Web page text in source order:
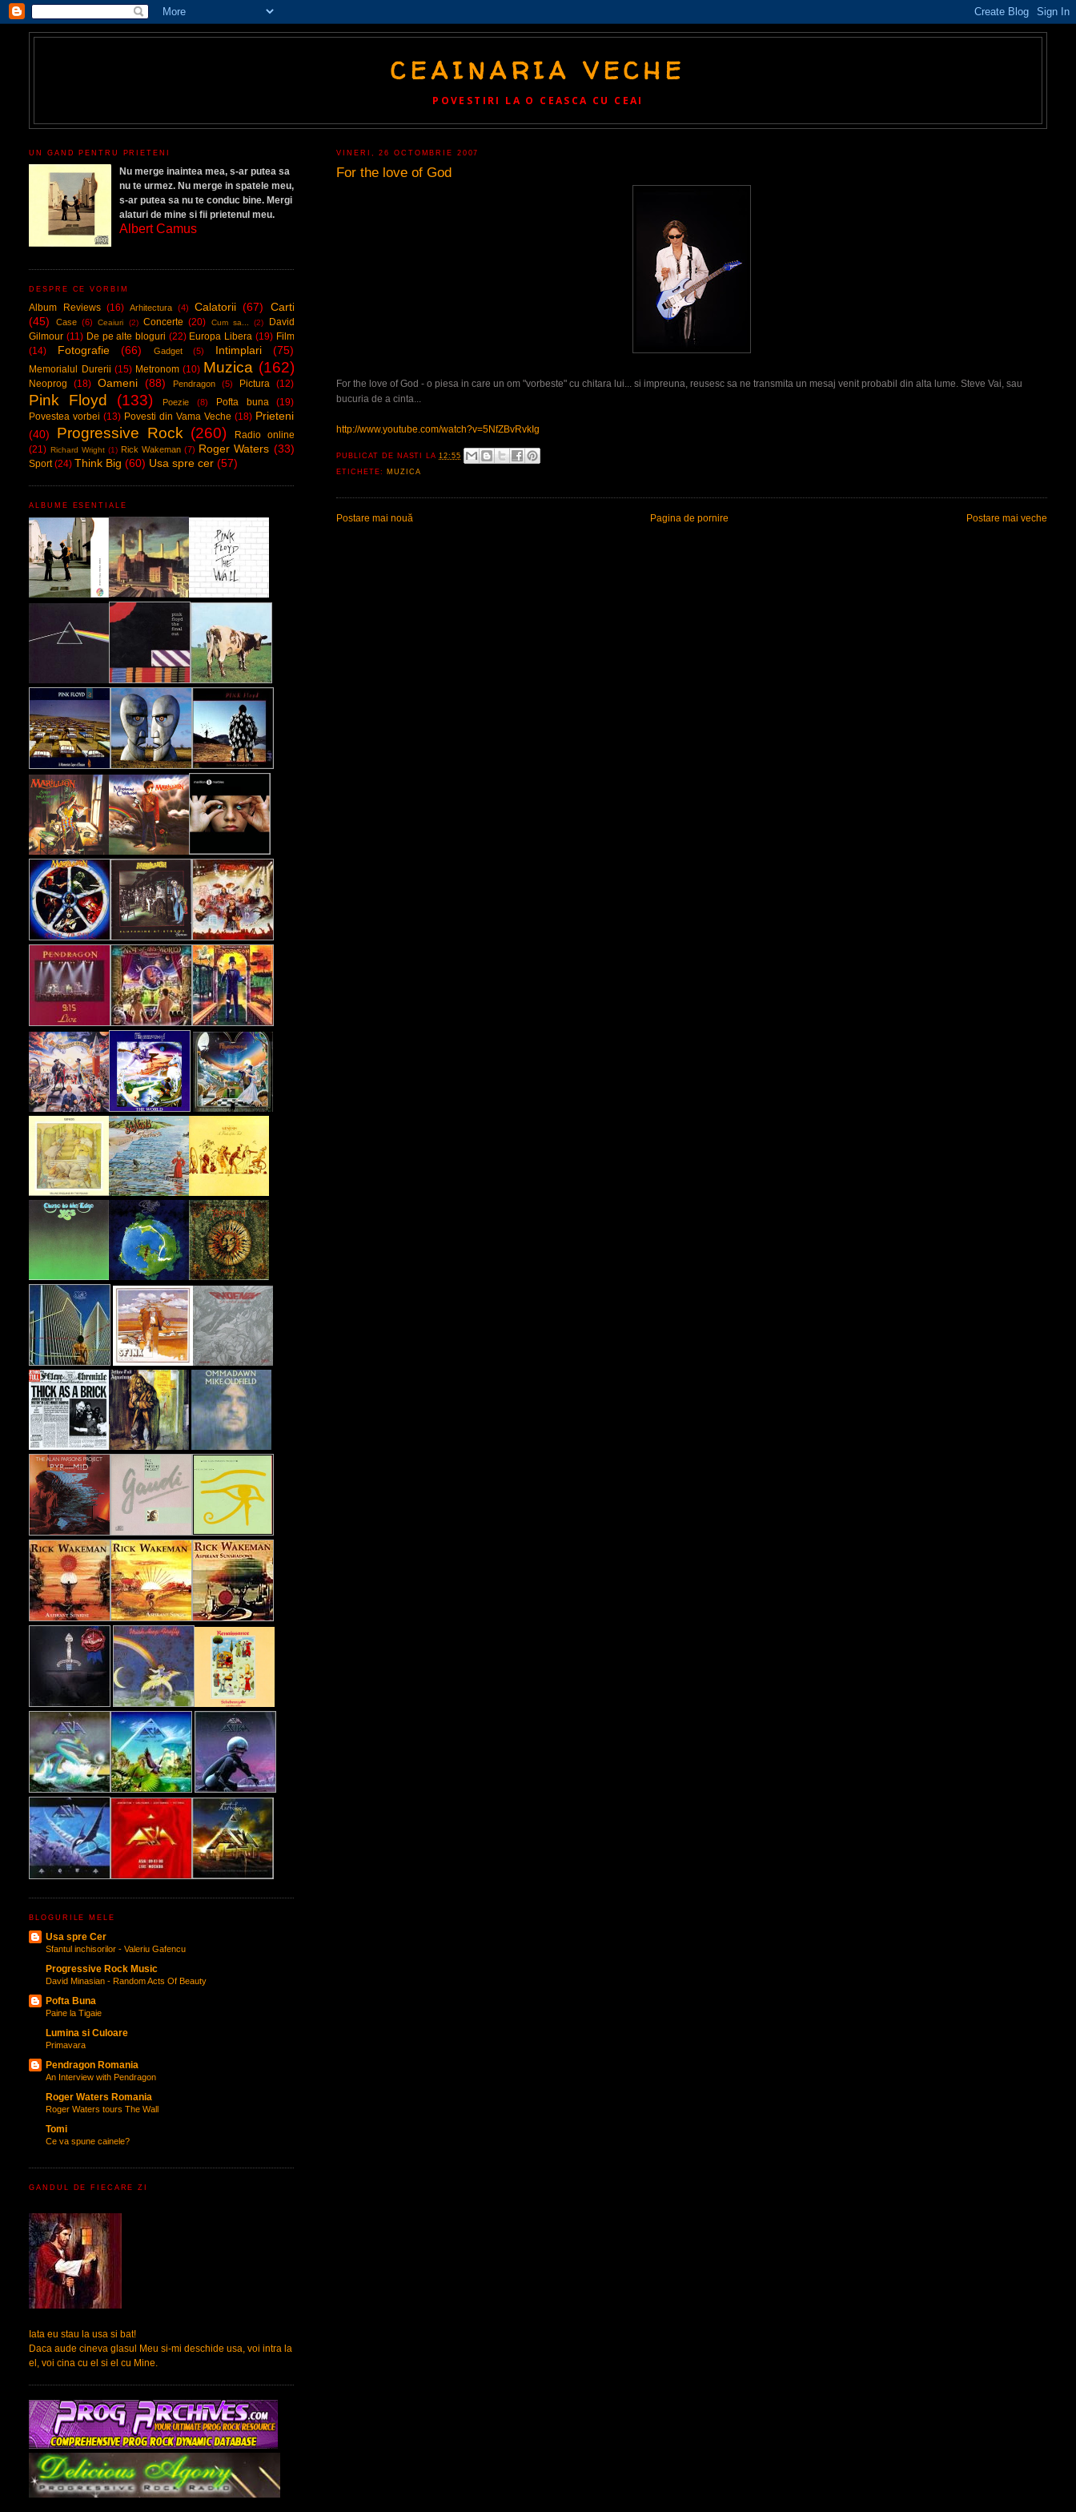
CEAINARIA VECHE
POVESTIRI LA O CEASCA CU CEAI
VINERI, 26 OCTOMBRIE 2007
For the love of God
For the love of God - o piesa in care un om "vorbeste" cu chitara lui... si impreuna, reusesc sa ne transmita un mesaj venit probabil din alta lume. Steve Vai, sau
bucuria de a cinta...
http://www.youtube.com/watch?v=5NfZBvRvkIg
PUBLICAT DE NASTI LA12:55
ETICHETE: MUZICA
Postare mai nouă Postare mai veche
Pagina de pornire
UN GAND PENTRU PRIETENI
Nu merge inaintea mea, s-ar putea sa
nu te urmez. Nu merge in spatele meu,
s-ar putea sa nu te conduc bine.Mergi
alaturi de mine si fii prietenul meu.
A lbert Camus
DESPRE CE VORBIM
Album Reviews (16) Arhitectura (4) Calatorii (67)
Carti
(45)
Case (6) Ceaiuri (2) Concerte (20) Cum sa... (2)
David
Gilmour (11) De pe alte bloguri (22) Europa Libera (19) Film
(14)
Fotografie (66) Gadget (5) Intimplari (75)
Memorialul Durerii (15) Metronom (10) Muzica (162)
Neoprog (18) Oameni (88) Pendragon (5) Pictura (12)
Pink Floyd (133) Poezie (8) Pofta buna
(19)
Povestea vorbei (13) Povesti din Vama Veche (18) Prieteni
(40)
Progressive Rock (260)
Radio online
(21) Richard Wright (1) Rick Wakeman (7) Roger Waters (33)
Sport (24) Think Big (60) Usa spre cer (57)
ALBUME ESENTIALE
BLOGURILE MELE
Usa spre Cer
Sfantul inchisorilor - Valeriu Gafencu
Progressive Rock Music
David Minasian - Random Acts Of Beauty
Pofta Buna
Paine la Tigaie
Lumina si Culoare
Primavara
Pendragon Romania
An Interview with Pendragon
Roger Waters Romania
Roger Waters tours The Wall
Tomi
Ce va spune cainele?
GANDUL DE FIECARE ZI
Iata eu stau la usa si bat!
Daca aude cineva glasul Meu si-mi deschide usa, voi intra la
el, voi cina cu el si el cu Mine.